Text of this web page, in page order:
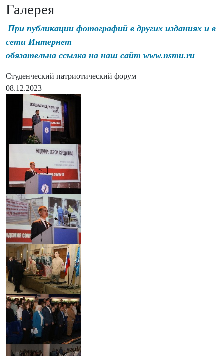
Галерея
При публикации фотографий в других изданиях и в
сети Интернет
обязательна ссылка на наш сайт www.nsmu.ru
Студенческий патриотический форум
08.12.2023